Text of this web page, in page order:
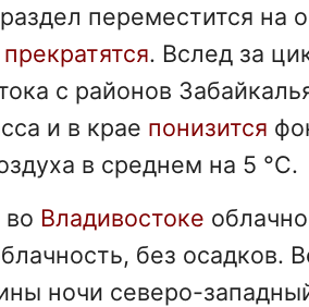
переместится на
прекратятся. Вслед за
с районов
и в крае понизится
в среднем на 5 °С.
Владивостоке
без осадков.
ночи северо-